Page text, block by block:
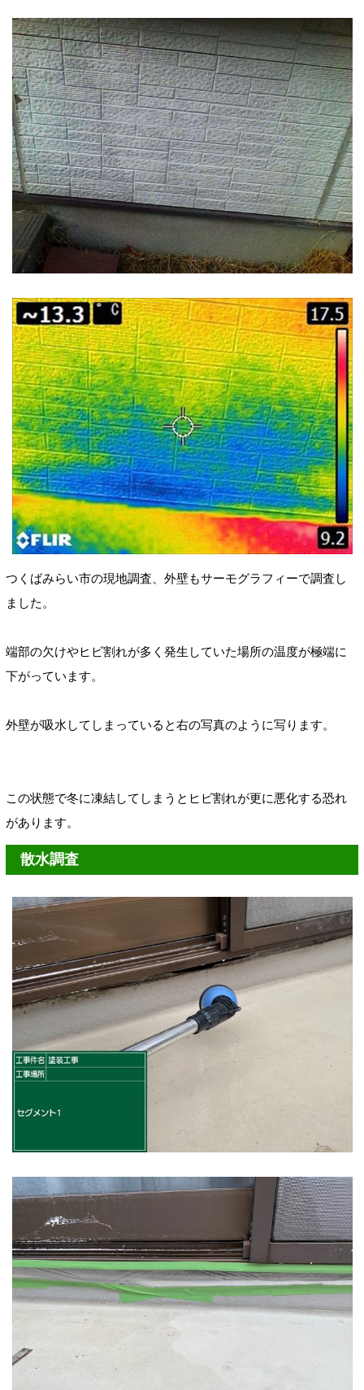
つくばみらい市の現地調査、外壁もサーモグラフィーで調査し
ました。
端部の欠けやヒビ割れが多く発生していた場所の温度が極端に
下がっています。
外壁が吸水してしまっていると右の写真のように写ります。
この状態で冬に凍結してしまうとヒビ割れが更に悪化する恐れ
があります。
散水調査